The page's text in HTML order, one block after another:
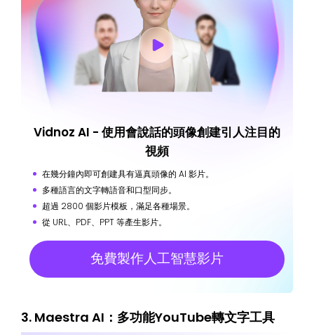
Vidnoz AI - 使用會說話的頭像創建引人注目的
視頻
在幾分鐘內即可創建具有逼真頭像的 AI 影片。
多種語言的文字轉語音和口型同步。
超過 2800 個影片模板，滿足各種場景。
從 URL、PDF、PPT 等產生影片。
免費製作人工智慧影片
3. Maestra AI：多功能YouTube轉文字工具